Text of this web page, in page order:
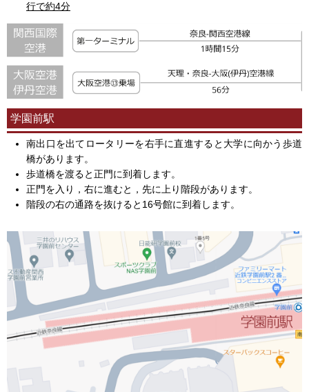
行で約4分
学園前駅
南出口を出てロータリーを右手に直進すると大学に向かう歩道
橋があります。
歩道橋を渡ると正門に到着します。
正門を入り，右に進むと，先に上り階段があります。
階段の右の通路を抜けると16号館に到着します。